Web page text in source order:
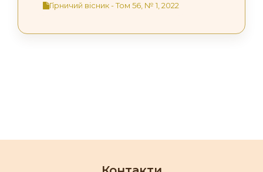
Гірничий вісник - Том 56, № 1, 2022